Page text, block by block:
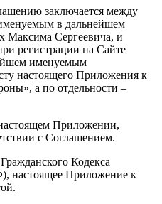
заключается между
в дальнейшем
Максима Сергеевича, и
регистрации на Сайте
именуемым
настоящего Приложения к
а по отдельности –
Приложении,
с Соглашением.
Кодекса
настоящее Приложение к